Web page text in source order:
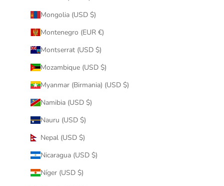
Mongolia (USD $)
Montenegro (EUR €)
Montserrat (USD $)
Mozambique (USD $)
Myanmar (Birmania) (USD $)
Namibia (USD $)
Nauru (USD $)
Nepal (USD $)
Nicaragua (USD $)
Níger (USD $)